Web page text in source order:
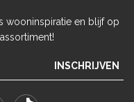
wooninspiratie en blijf op
INSCHRIJVEN